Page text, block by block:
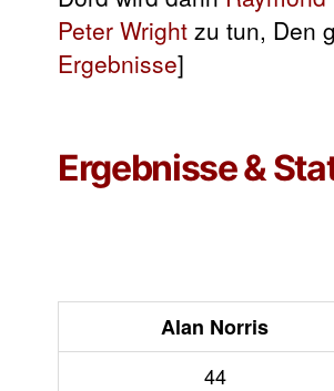
Peter Wright zu tun, Den
Ergebnisse]
Ergebnisse &
Alan Norris
44